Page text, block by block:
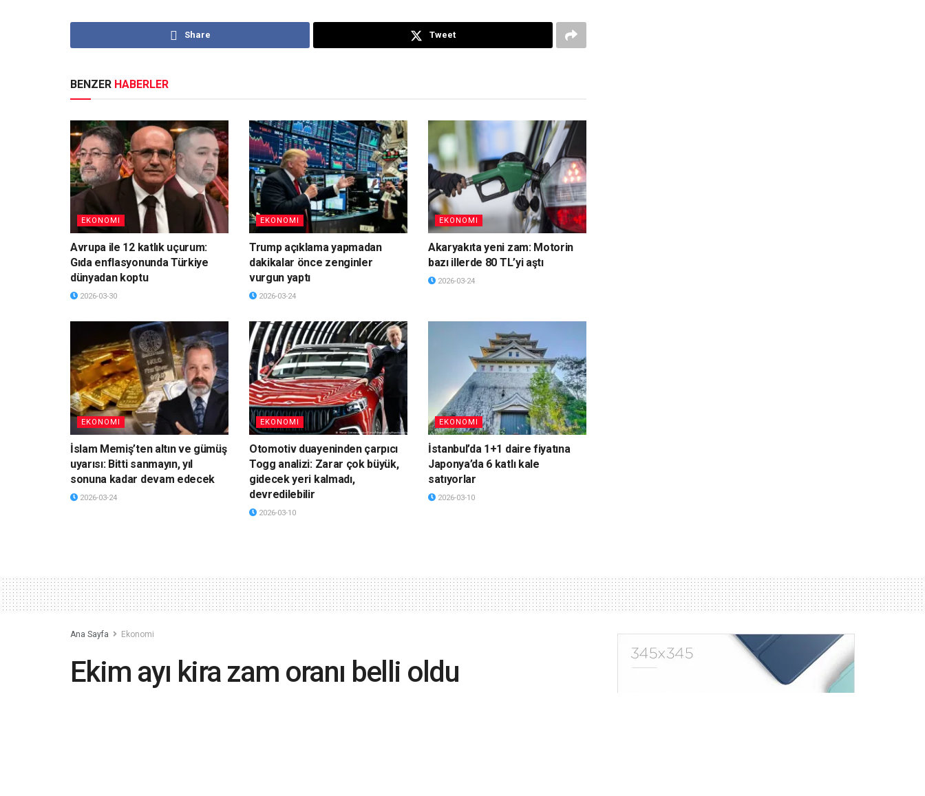
Share Tweet
BENZER HABERLER
EKONOMI
Avrupa ile 12 katlık uçurum:
Gıda enflasyonunda Türkiye
dünyadan koptu
2026-03-30
EKONOMI
Trump açıklama yapmadan
dakikalar önce zenginler
vurgun yaptı
2026-03-24
EKONOMI
Akaryakıta yeni zam: Motorin
bazı illerde 80 TL’yi aştı
2026-03-24
EKONOMI
İslam Memiş’ten altın ve gümüş
uyarısı: Bitti sanmayın, yıl
sonuna kadar devam edecek
2026-03-24
EKONOMI
Otomotiv duayeninden çarpıcı
Togg analizi: Zarar çok büyük,
gidecek yeri kalmadı,
devredilebilir
2026-03-10
EKONOMI
İstanbul’da 1+1 daire fiyatına
Japonya’da 6 katlı kale
satıyorlar
2026-03-10
Ana Sayfa Ekonomi
Ekim ayı kira zam oranı belli oldu